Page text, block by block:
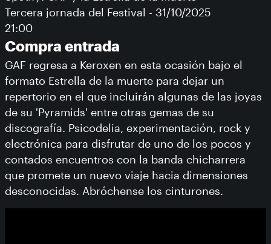
Tercera jornada del Festival - 31/10/2025
21:00
Compra entrada
GAF regresa a Keroxen en esta ocasión bajo el
formato Estrella de la muerte para dejar un
repertorio en el que incluirán algunas de las joyas
de su 'Pyramids' entre otras gemas de su
discografía. Psicodelia, experimentación, rock y
electrónica para disfrutar de uno de los pocos y
contados encuentros con la banda chicharrera
que promete un nuevo viaje hacia dimensiones
desconocidas. Abróchense los cinturones.